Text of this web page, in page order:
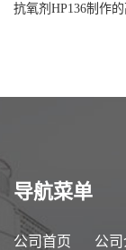
抗氧剂HP136制作
导航菜单
公司首页 公